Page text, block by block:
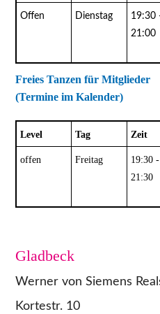
Offen Dienstag
19:30
21:00
Freies Tanzen für Mitglieder
(Termine im Kalender)
Level Tag Zeit
offen Freitag
19:30 -
21:30
Gladbeck
Werner von Siemens
Kortestr. 10